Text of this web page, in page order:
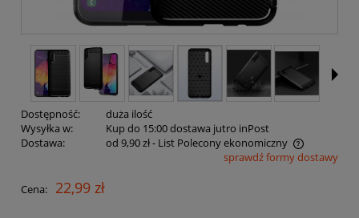
Dostępność:
duża ilość
Wysyłka w:
Kup do 15:00 dostawa jutro inPost
Dostawa:
od 9,90 zł- List Polecony ekonomiczny
Cena nie zawiera ewentualnych kosztów płatnościsprawdź formy dostawy
Cena: 22,99 zł